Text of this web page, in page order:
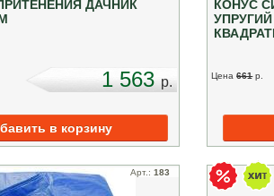
ДАЧНИК
1 563p.
КОНУС
Цена 661 p.
Арт.: 183